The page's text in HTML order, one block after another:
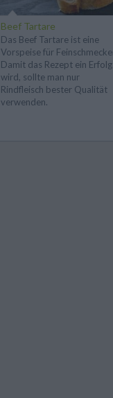
Beef Tartare
Das Beef Tartare ist eine
Vorspeise für
Damit das Rezept ein Erfolg
wird, sollte man nur
Rindfleisch bester Qualität
verwenden.